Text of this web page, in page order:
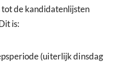
tot de kandidatenlijsten
is:
(uiterlijk dinsdag